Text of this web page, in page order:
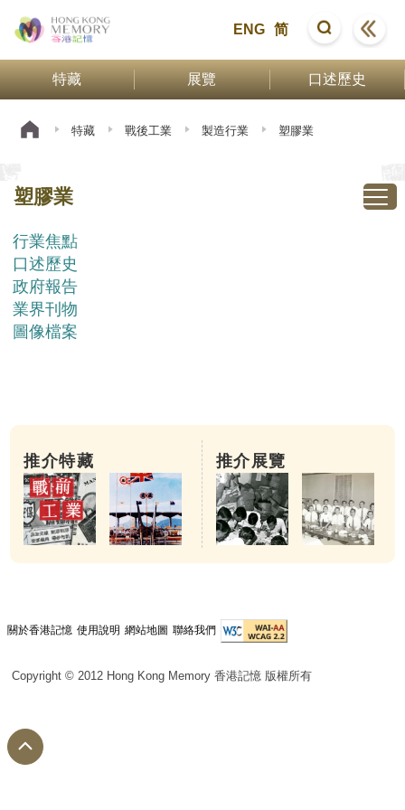
ENG 简
特藏 展覽 口述歷史
特藏 戰後工業 製造行業 塑膠業
塑膠業
行業焦點
口述歷史
政府報告
業界刊物
圖像檔案
推介特藏 推介展覽
關於香港記憶 使用說明 網站地圖 聯絡我們
Copyright © 2012 Hong Kong Memory 香港記憶 版權所有